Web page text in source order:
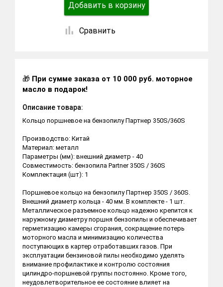
Добавить в корзину
Сравнить
🎁 При сумме заказа от 10 000 руб. моторное
масло в подарок!
Описание товара:
Кольцо поршневое на бензопилу Партнер 350S/360S
Производство: Китай
Материал: металл
Параметры (мм): внешний диаметр - 40
Совместимость: бензопила Partner 350S / 360S
Комплектация (шт): 1
Поршневое кольцо на бензопилу Партнер 350S / 360S.
Внешний диаметр кольца - 40 мм. В комплекте - 1 шт.
Металлическое разъемное кольцо надежно крепится к
наружному диаметру поршня бензопилы и обеспечивает
герметизацию камеры сгорания, сокращение потерь
моторного масла и минимизацию количества
поступающих в картер отработавших газов. При
эксплуатации бензиновой пилы необходимо уделять
внимание профилактике и контролю состояния
цилиндро-поршневой группы постоянно. Кроме того,
неудовлетворительное ее состояние влияет на